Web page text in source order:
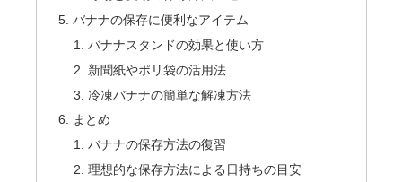
バナナの保存に便利なアイテム
バナナスタンドの効果と使い方
新聞紙やポリ袋の活用法
冷凍バナナの簡単な解凍方法
まとめ
バナナの保存方法の復習
理想的な保存方法による日持ちの目安